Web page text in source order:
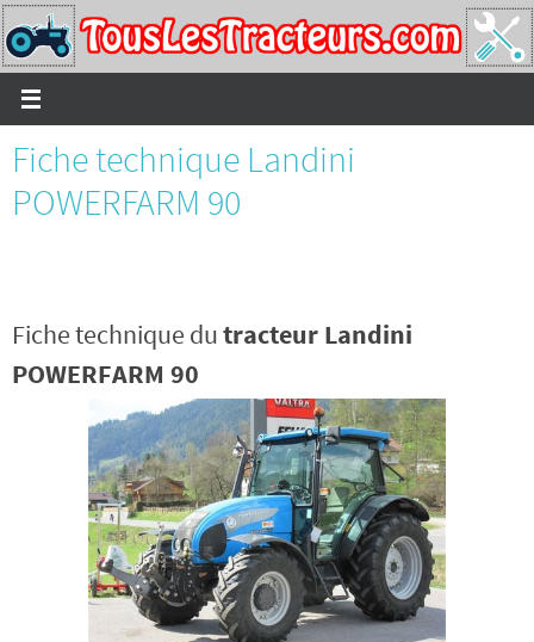
Passer
vers
le
contenu
Fiche technique Landini
POWERFARM 90
Fiche technique dutracteur Landini
POWERFARM 90